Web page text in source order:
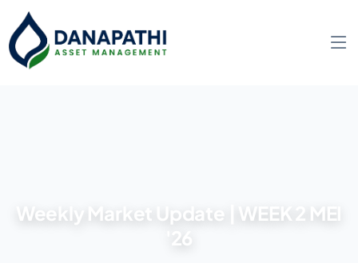
Weekly Market Update | WEEK 2 MEI
'26